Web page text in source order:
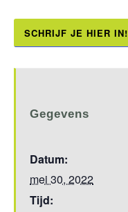
SCHRIJF JE HIER IN!
Gegevens
Datum:
mei 30, 2022
Tijd: